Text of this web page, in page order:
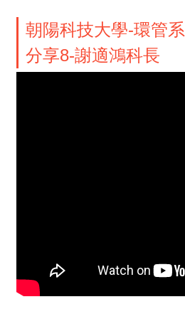
朝陽科技大學-環管
分享8-謝適鴻科長